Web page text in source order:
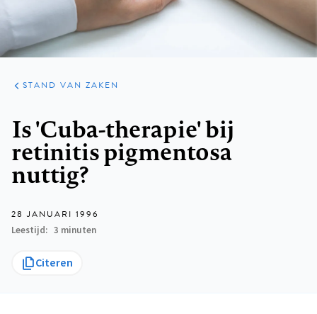
ARTIKELEN
PRAKTIJK
STAND VAN ZAKEN
Is 'Cuba-therapie' bij
retinitis pigmentosa
nuttig?
28 JANUARI 1996
Leestijd
3 minuten
Citeren